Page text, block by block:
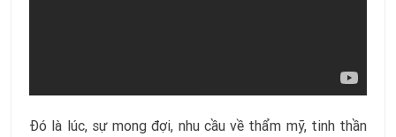
Đó là lúc, sự mong đợi, nhu cầu về thẩm mỹ, tinh thần